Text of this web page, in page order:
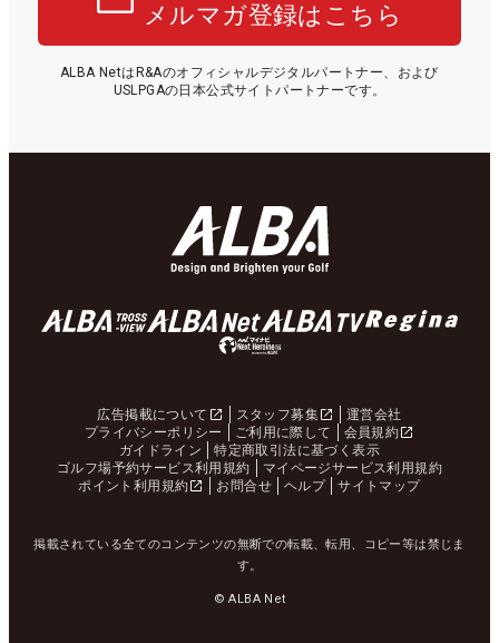
メルマガ登録はこちら
ALBA NetはR&Aのオフィシャルデジタルパートナー、および
USLPGAの日本公式サイトパートナーです。
広告掲載について スタッフ募集
運営会社
プライバシーポリシー
ご利用に際して
会員規約
ガイドライン
特定商取引法に基づく表示
ゴルフ場予約サービス利用規約
マイページサービス利用規約
ポイント利用規約
お問合せ ヘルプ サイトマップ
掲載されている全てのコンテンツの無断での転載、転用、コピー等は禁じま
す。
© ALBA Net